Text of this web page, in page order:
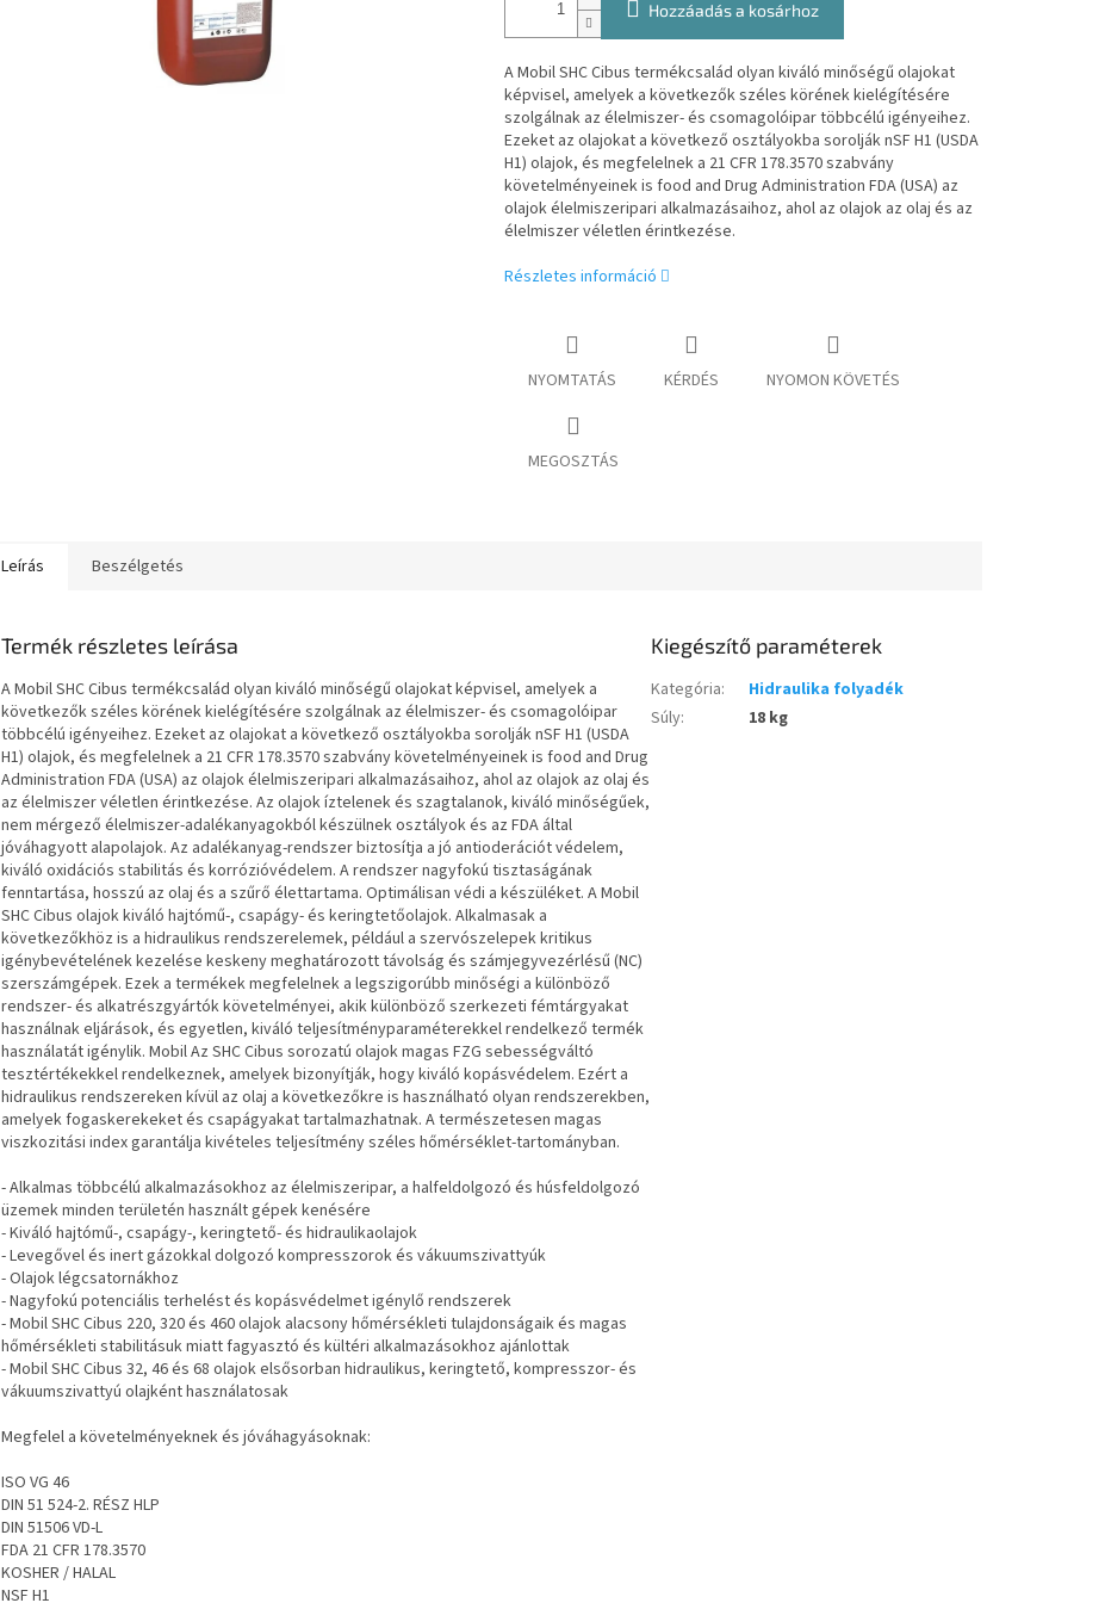
Hozzáadás a kosárhoz
A Mobil SHC Cibus termékcsalád olyan kiváló minőségű olajokat
képvisel, amelyek a következők széles körének kielégítésére
szolgálnak az élelmiszer- és csomagolóipar többcélú igényeihez.
Ezeket az olajokat a következő osztályokba soroljáknSF H1 (USDA
H1) olajok, és megfelelnek a 21 CFR 178.3570 szabvány
követelményeinek is food and Drug Administration FDA (USA) az
olajok élelmiszeripari alkalmazásaihoz, ahol az olajok az olaj és az
élelmiszer véletlen érintkezése.
Részletes információ
NYOMTATÁS KÉRDÉS NYOMON KÖVETÉS
MEGOSZTÁS
Leírás Beszélgetés
Termék részletes leírása
A Mobil SHC Cibus termékcsalád olyan kiváló minőségű olajokat képvisel, amelyek a
következők széles körének kielégítésére szolgálnak az élelmiszer- és csomagolóipar
többcélú igényeihez. Ezeket az olajokat a következő osztályokba soroljáknSF H1 (USDA
H1) olajok, és megfelelnek a 21 CFR 178.3570 szabvány követelményeinek is food and Drug
Administration FDA (USA) az olajok élelmiszeripari alkalmazásaihoz, ahol az olajok az olaj és
az élelmiszer véletlen érintkezése. Az olajok íztelenek és szagtalanok, kiváló minőségűek,
nem mérgező élelmiszer-adalékanyagokból készülnekosztályok és az FDA által
jóváhagyott alapolajok. Az adalékanyag-rendszer biztosítja a jó antioderációtvédelem,
kiváló oxidációs stabilitás és korrózióvédelem. A rendszer nagyfokú tisztaságának
fenntartása, hosszú az olaj és a szűrő élettartama. Optimálisan védi a készüléket. A Mobil
SHC Cibus olajok kiváló hajtómű-, csapágy- és keringtetőolajok. Alkalmasak a
következőkhöz is a hidraulikus rendszerelemek, például a szervószelepek kritikus
igénybevételének kezelése keskenymeghatározott távolság és számjegyvezérlésű (NC)
szerszámgépek. Ezek a termékek megfelelnek a legszigorúbb minőségi a különböző
rendszer- és alkatrészgyártók követelményei, akik különböző szerkezeti fémtárgyakat
használnakeljárások, és egyetlen, kiváló teljesítményparaméterekkel rendelkező termék
használatát igénylik. Mobil Az SHC Cibus sorozatú olajok magas FZG sebességváltó
tesztértékekkel rendelkeznek, amelyek bizonyítják, hogykiváló kopásvédelem. Ezért a
hidraulikus rendszereken kívül az olaj a következőkre is használható olyan rendszerekben,
amelyek fogaskerekeket és csapágyakat tartalmazhatnak. A természetesen magas
viszkozitási index garantálja kivételes teljesítmény széles hőmérséklet-tartományban.
- Alkalmas többcélú alkalmazásokhoz az élelmiszeripar, a halfeldolgozó és húsfeldolgozó
üzemek minden területén használt gépek kenésére
- Kiváló hajtómű-, csapágy-, keringtető- és hidraulikaolajok
- Levegővel és inert gázokkal dolgozó kompresszorok és vákuumszivattyúk
- Olajok légcsatornákhoz
- Nagyfokú potenciális terhelést és kopásvédelmet igénylő rendszerek
- Mobil SHC Cibus 220, 320 és 460 olajok alacsony hőmérsékleti tulajdonságaik és magas
hőmérsékleti stabilitásuk miatt fagyasztó és kültéri alkalmazásokhoz ajánlottak
- Mobil SHC Cibus 32, 46 és 68 olajok elsősorban hidraulikus, keringtető, kompresszor- és
vákuumszivattyú olajként használatosak
Megfelel a követelményeknek és jóváhagyásoknak:
ISO VG 46
DIN 51 524-2. RÉSZ HLP
DIN 51506 VD-L
FDA 21 CFR 178.3570
KOSHER / HALAL
NSF H1
Kiegészítő paraméterek
Kategória:
Hidraulika folyadék
Súly: 18 kg